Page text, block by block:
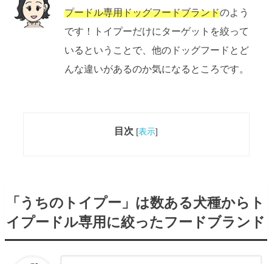
プードル専用ドッグフードブランドのよう
です！トイプーだけにターゲットを絞って
いるということで、他のドッグフードとど
んな違いがあるのか気になるところです。
目次 [表示]
「うちのトイプー」は数ある犬種からト
イプードル専用に絞ったフードブランド